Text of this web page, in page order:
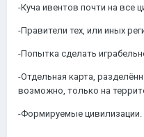
-Куча ивентов почти на все
-Правители тех, или иных
-Попытка сделать
-Отдельная карта,
возможно, только на
-Формируемые цивилизации.